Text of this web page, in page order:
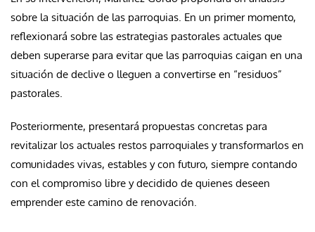
sobre la situación de las parroquias. En un primer momento,
reflexionará sobre las estrategias pastorales actuales que
deben superarse para evitar que las parroquias caigan en una
situación de declive o lleguen a convertirse en “residuos”
pastorales.
Posteriormente, presentará propuestas concretas para
revitalizar los actuales restos parroquiales y transformarlos en
comunidades vivas, estables y con futuro, siempre contando
con el compromiso libre y decidido de quienes deseen
emprender este camino de renovación.